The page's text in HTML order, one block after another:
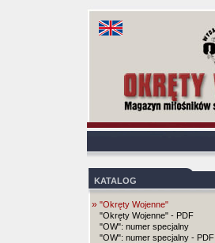
KATALOG
» "Okręty Wojenne"
"Okręty Wojenne" - PDF
"OW": numer specjalny
"OW": numer specjalny - PDF